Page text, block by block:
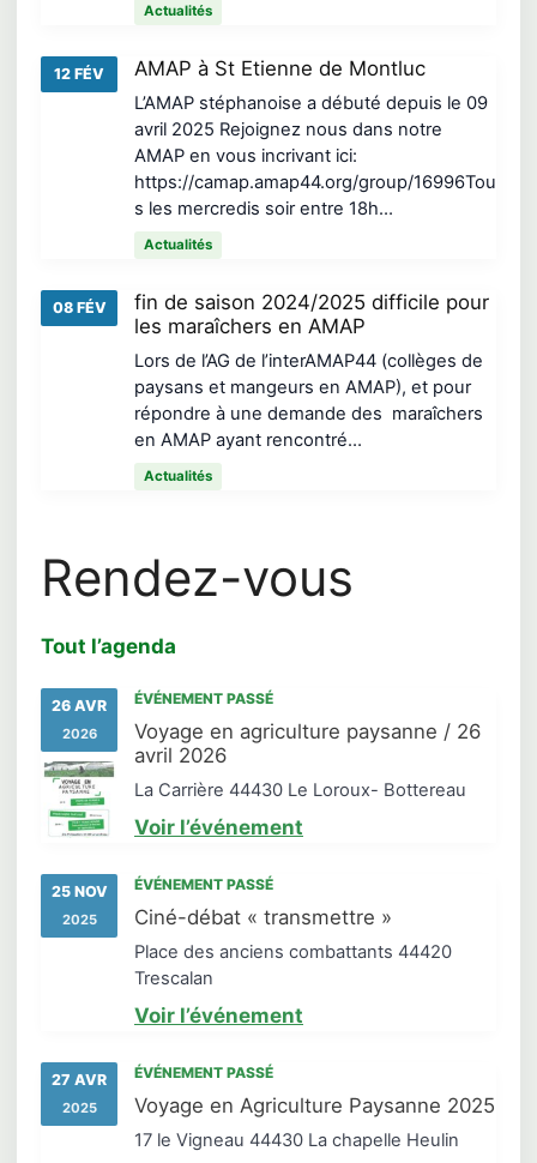
Actualités
12 FÉV AMAP à St Etienne de Montluc
L’AMAP stéphanoise a débuté depuis le 09
avril 2025 Rejoignez nous dans notre
AMAP en vous incrivant ici:
https://camap.amap44.org/group/16996Tou
s les mercredis soir entre 18h…
Actualités
08 FÉV
fin de saison 2024/2025 difficile pour
les maraîchers en AMAP
Lors de l’AG de l’interAMAP44 (collèges de
paysans et mangeurs en AMAP), et pour
répondre à une demande des maraîchers
en AMAP ayant rencontré…
Actualités
Rendez-vous
Tout l’agenda
26 AVR
2026
ÉVÉNEMENT PASSÉ
Voyage en agriculture paysanne / 26
avril 2026
La Carrière 44430 Le Loroux- Bottereau
Voir l’événement
25 NOV
2025
ÉVÉNEMENT PASSÉ
Ciné-débat « transmettre »
Place des anciens combattants 44420
Trescalan
Voir l’événement
27 AVR
2025
ÉVÉNEMENT PASSÉ
Voyage en Agriculture Paysanne 2025
17 le Vigneau 44430 La chapelle Heulin